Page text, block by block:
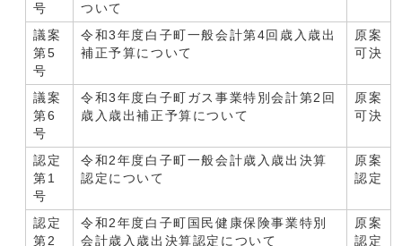
号
ついて
議案
第5
号
令和3年度白子町一般会計第4回歳入歳出
補正予算について
原案
可決
議案
第6
号
令和3年度白子町ガス事業特別会計第2回
歳入歳出補正予算について
原案
可決
認定
第1
号
令和2年度白子町一般会計歳入歳出決算
認定について
原案
認定
認定
第2
令和2年度白子町国民健康保険事業特別
会計歳入歳出決算認定について
原案
認定